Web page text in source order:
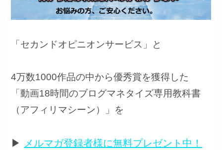
「セカンドオピニオンサービス 」と
4万数1000作品の中から優秀賞を獲得した
「動画18時間のブログマネタイズ専用教科書
（アフィリマシーン）
」を
▶ メルマガ登録者様に無料プレゼント中！